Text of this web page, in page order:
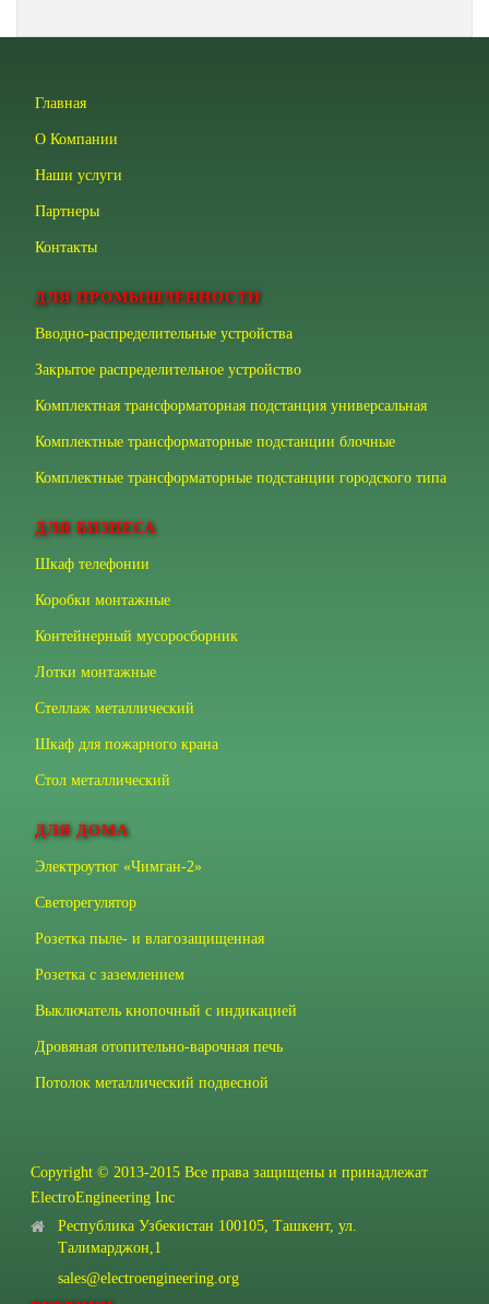
Главная
О Компании
Наши услуги
Партнеры
Контакты
ДЛЯ ПРОМЫШЛЕННОСТИ
Вводно-распределительные устройства
Закрытое распределительное устройство
Комплектная трансформаторная подстанция универсальная
Комплектные трансформаторные подстанции блочные
Комплектные трансформаторные подстанции городского типа
ДЛЯ БИЗНЕСА
Шкаф телефонии
Коробки монтажные
Контейнерный мусоросборник
Лотки монтажные
Стеллаж металлический
Шкаф для пожарного крана
Стол металлический
ДЛЯ ДОМА
Электроутюг «Чимган-2»
Светорегулятор
Розетка пыле- и влагозащищенная
Розетка с заземлением
Выключатель кнопочный с индикацией
Дровяная отопительно-варочная печь
Потолок металлический подвесной
Copyright © 2013-2015 Все права защищены и принадлежат
ElectroEngineering Inc
Республика Узбекистан 100105, Ташкент, ул.
Талимарджон,1
sales@electroengineering.org